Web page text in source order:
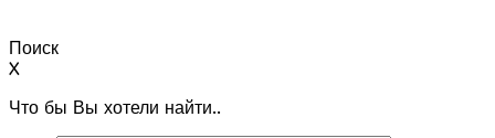
Поиск
X
Что бы Вы хотели найти..